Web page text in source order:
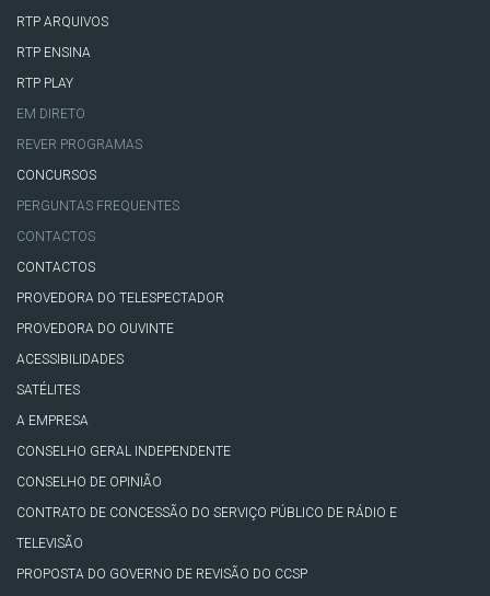
RTP ARQUIVOS
RTP ENSINA
RTP PLAY
EM DIRETO
REVER PROGRAMAS
CONCURSOS
PERGUNTAS FREQUENTES
CONTACTOS
CONTACTOS
PROVEDORA DO TELESPECTADOR
PROVEDORA DO OUVINTE
ACESSIBILIDADES
SATÉLITES
A EMPRESA
CONSELHO GERAL INDEPENDENTE
CONSELHO DE OPINIÃO
CONTRATO DE CONCESSÃO DO SERVIÇO PÚBLICO DE RÁDIO E
TELEVISÃO
PROPOSTA DO GOVERNO DE REVISÃO DO CCSP